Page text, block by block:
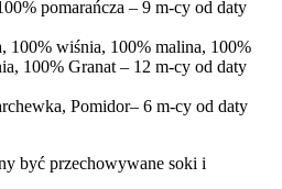
pomarańcza – 9 m-cy od daty
100% wiśnia, 100% malina, 100%
100% Granat – 12 m-cy od daty
Pomidor– 6 m-cy od daty
być przechowywane soki i